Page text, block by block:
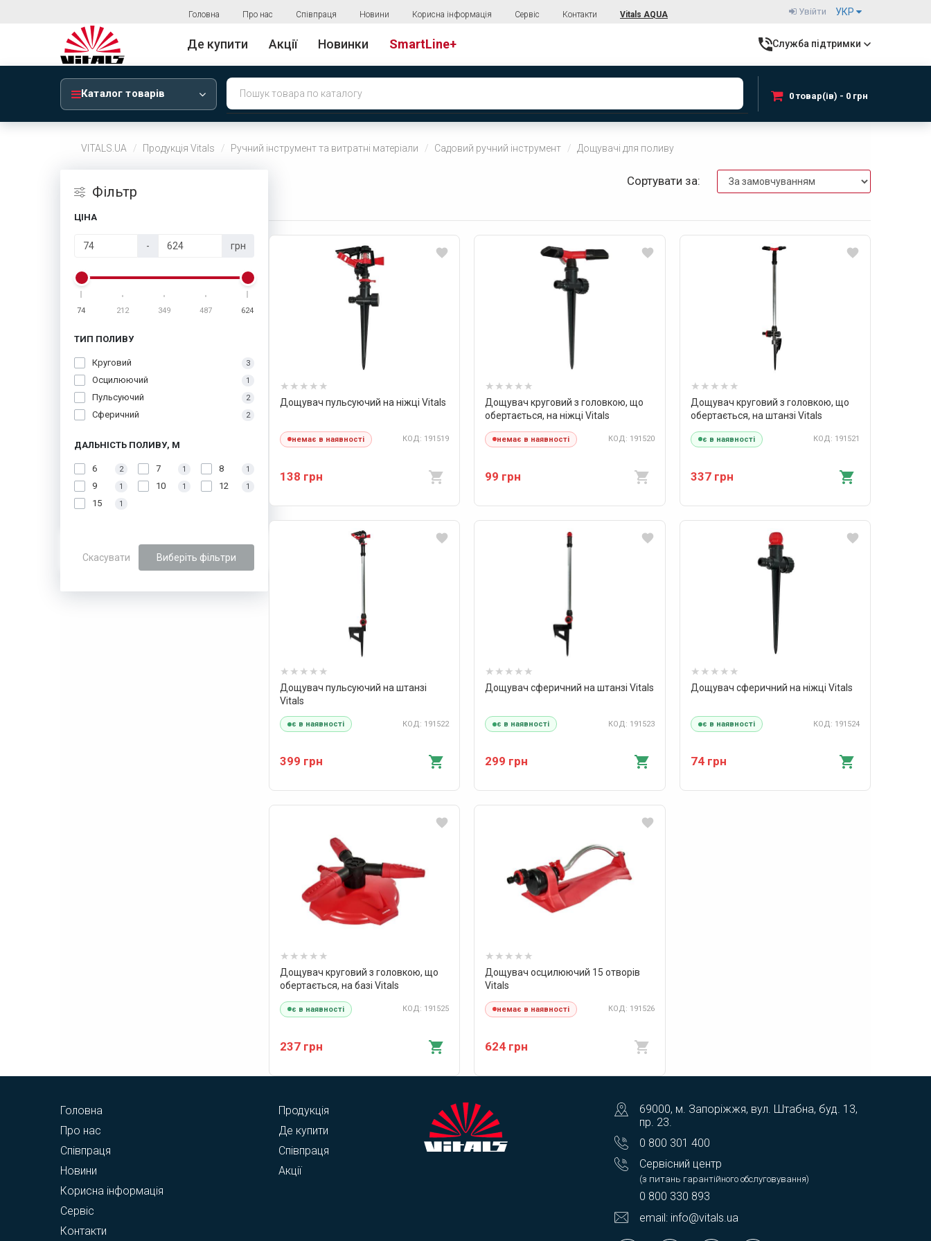
Головна Про нас Співпраця Новини Корисна інформація Сервіс Контакти Vitals AQUA УКР
Увійти
Де купити Акції Новинки SmartLine+ Служба підтримки
Каталог товарів 0 товар(ів) - 0 грн
VITALS.UA Продукція Vitals Ручний інструмент та витратні матеріали Садовий ручний інструмент Дощувачі для поливу
Фiльтр
ЦІНА
- грн
74 212 349 487 624
ТИП ПОЛИВУ
Круговий 3
Осцилюючий 1
Пульсуючий 2
Сферичний 2
ДАЛЬНІСТЬ ПОЛИВУ, М
6 2 7 1 8 1
9 1 10 1 12 1
15 1
Скасувати Виберіть фільтри
Сортувати за:
Дощувач пульсуючий на ніжці Vitals
немає в наявності КОД: 191519
138 грн
Дощувач круговий з головкою, що
обертається, на ніжці Vitals
немає в наявності КОД: 191520
99 грн
Дощувач круговий з головкою, що
обертається, на штанзі Vitals
є в наявності КОД: 191521
337 грн
Дощувач пульсуючий на штанзі
Vitals
є в наявності КОД: 191522
399 грн
Дощувач сферичний на штанзі Vitals
є в наявності КОД: 191523
299 грн
Дощувач сферичний на ніжці Vitals
є в наявності КОД: 191524
74 грн
Дощувач круговий з головкою, що
обертається, на базі Vitals
є в наявності КОД: 191525
237 грн
Дощувач осцилюючий 15 отворів
Vitals
немає в наявності КОД: 191526
624 грн
Головна
Про нас
Співпраця
Новини
Корисна інформація
Сервіс
Контакти
Продукція
Де купити
Співпраця
Акції
69000, м. Запоріжжя, вул. Штабна, буд. 13,
пр. 23.
0 800 301 400
Сервісний центр
(з питань гарантійного обслуговування)
0 800 330 893
email: info@vitals.ua